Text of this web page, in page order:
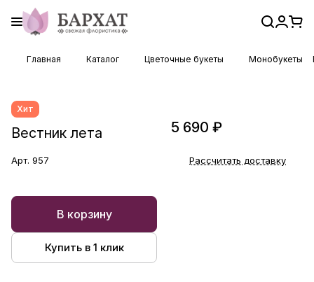
Главная Каталог Цветочные букеты Монобукеты
Хит
Вестник лета
Арт. 957
В корзину
Купить в 1 клик
5 690 ₽
Рассчитать доставку